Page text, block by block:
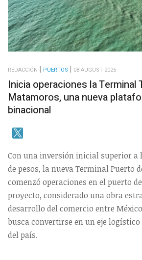
REDACCIÓN PUERTOS 08 AUGUST 2025
Inicia operaciones la Terminal
Matamoros, una nueva
binacional
Con una inversión inicial superior a
de pesos, la nueva Terminal Puerto
comenzó operaciones en el puerto
proyecto, considerado una obra
desarrollo del comercio entre
busca convertirse en un eje
del país.